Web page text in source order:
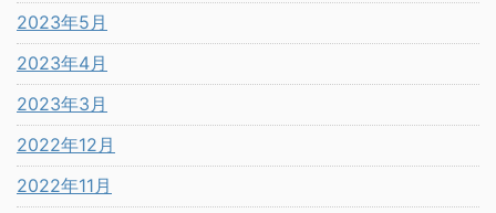
2023年5月
2023年4月
2023年3月
2022年12月
2022年11月